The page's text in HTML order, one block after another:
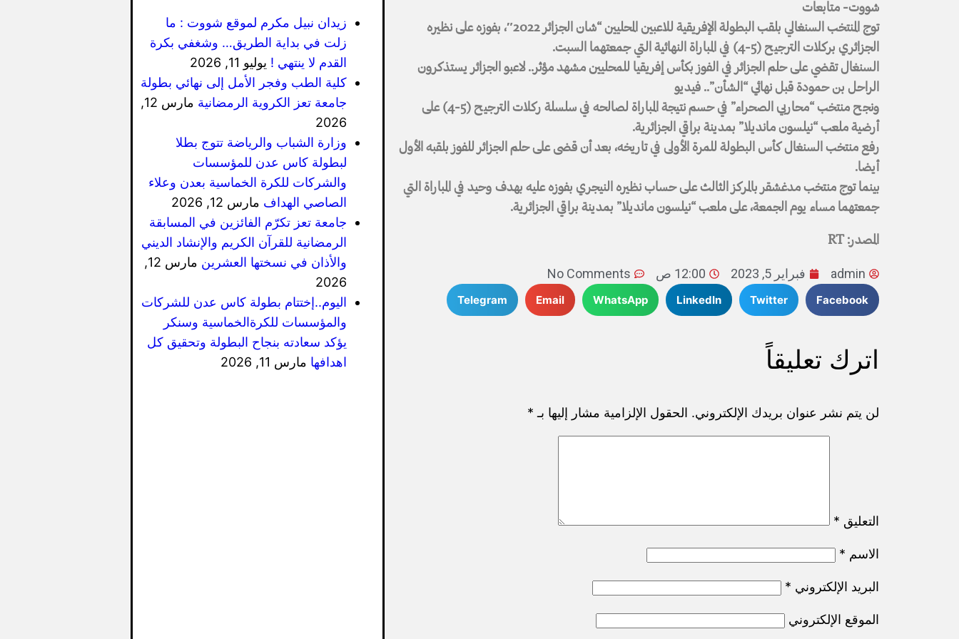
شووت- متابعات
توج المنتخب السنغالي بلقب البطولة الإفريقية للاعبين المحليين “شان الجزائر 2022″، بفوزه على نظيره
الجزائري بركلات الترجيح (5-4) في المباراة النهائية التي جمعتهما السبت.
السنغال تقضي على حلم الجزائر في الفوز بكأس إفريقيا للمحليين مشهد مؤثر.. لاعبو الجزائر يستذكرون
الراحل بن حمودة قبل نهائي “الشأن”.. فيديو
ونجح منتخب “محاربي الصحراء” في حسم نتيجة المباراة لصالحه في سلسلة ركلات الترجيح (5-4) على
أرضية ملعب “نيلسون مانديلا” بمدينة براقي الجزائرية.
رفع منتخب السنغال كأس البطولة للمرة الأولى في تاريخه، بعد أن قضى على حلم الجزائر للفوز بلقبه الأول
أيضا.
بينما توج منتخب مدغشقر بالمركز الثالث على حساب نظيره النيجري بفوزه عليه بهدف وحيد في المباراة التي
جمعتهما مساء يوم الجمعة، على ملعب “نيلسون مانديلا” بمدينة براقي الجزائرية.
المصدر: RT
admin فبراير 5, 2023 12:00 ص No Comments
Facebook
Twitter
LinkedIn
WhatsApp
Email
Telegram
اترك تعليقاً
لن يتم نشر عنوان بريدك الإلكتروني. الحقول الإلزامية مشار إليها بـ *
التعليق *
الاسم *
البريد الإلكتروني *
الموقع الإلكتروني
زيدان نبيل مكرم لموقع شووت : ما
زلت في بداية الطريق… وشغفي بكرة
القدم لا ينتهي ! يوليو 11, 2026
كلية الطب وفجر الأمل إلى نهائي بطولة
جامعة تعز الكروية الرمضانية
مارس 12,
2026
وزارة الشباب والرياضة تتوج بطلا
لبطولة كاس عدن للمؤسسات
والشركات للكرة الخماسية بعدن وعلاء
الصاصي الهداف مارس 12, 2026
جامعة تعز تكرّم الفائزين في المسابقة
الرمضانية للقرآن الكريم والإنشاد الديني
والأذان في نسختها العشرين
مارس 12,
2026
اليوم..إختتام بطولة كاس عدن للشركات
والمؤسسات للكرةالخماسية وسنكر
يؤكد سعادته بنجاح البطولة وتحقيق كل
اهدافها مارس 11, 2026